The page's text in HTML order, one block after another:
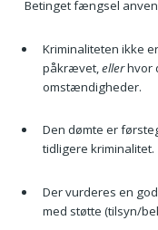
Betinget fængsel
Kriminaliteten ikke
påkrævet, ellerhvor
omstændigheder.
Den dømte er
tidligere kriminalitet.
Der vurderes en
med støtte (tilsyn/